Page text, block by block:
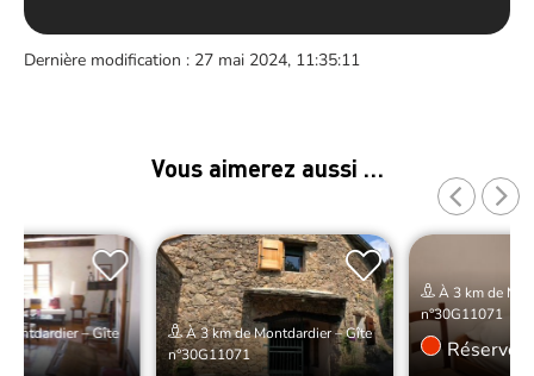
Dernière modification : 27 mai 2024, 11:35:11
Vous aimerez aussi …
– Gîte
À 3 km de Montdardier – Gîte
n°30G11071
À 3 km de
n°30G11071
Réserver